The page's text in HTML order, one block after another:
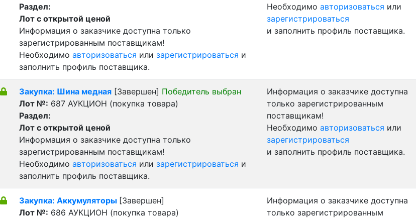
Раздел:
Лот с открытой ценой
Информация о заказчике доступна только
зарегистрированным поставщикам!
Необходимо авторизоваться или зарегистрироваться и
заполнить профиль поставщика.
Необходимо авторизоваться или
зарегистрироваться
и заполнить профиль поставщика.
Закупка: Шина медная [Завершен] Победитель выбран
Лот №: 687 АУКЦИОН (покупка товара)
Раздел:
Лот с открытой ценой
Информация о заказчике доступна только
зарегистрированным поставщикам!
Необходимо авторизоваться или зарегистрироваться и
заполнить профиль поставщика.
Информация о заказчике доступна
только зарегистрированным
поставщикам!
Необходимо авторизоваться или
зарегистрироваться
и заполнить профиль поставщика.
Закупка: Аккумуляторы [Завершен]
Лот №: 686 АУКЦИОН (покупка товара)
Информация о заказчике доступна
только зарегистрированным